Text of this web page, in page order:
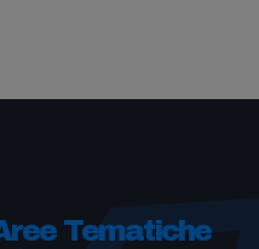
Tematiche